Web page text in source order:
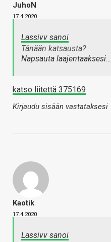
JuhoN
17.4.2020
Lassivv sanoi
Tänään katsausta?
Napsauta laajentaaksesi…
katso liitettä 375169
Kirjaudu sisään vastataksesi
Kaotik
17.4.2020
Lassivv sanoi